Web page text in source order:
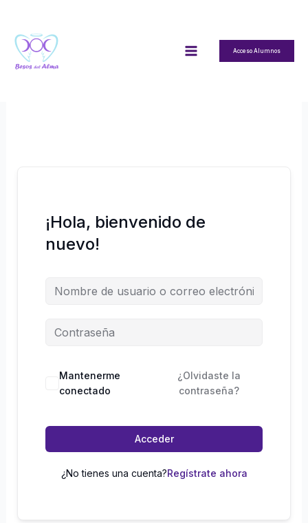
contenido
Acceso Alumnos
¡Hola, bienvenido de
nuevo!
Mantenerme
conectado
¿Olvidaste la
contraseña?
Acceder
¿No tienes una cuenta?Regístrate ahora